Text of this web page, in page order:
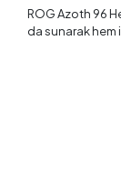
ROG Azoth 96
da sunarak hem